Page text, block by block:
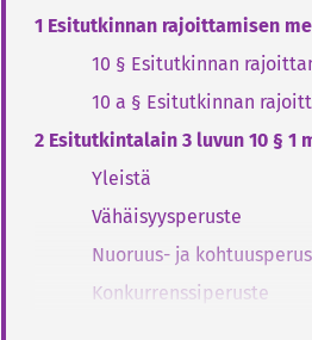
1 Esitutkinnan rajoittamisen
10 § Esitutkinnan
10 a § Esitutkinnan
2 Esitutkintalain 3 luvun 10 § 1
Yleistä
Vähäisyysperuste
Nuoruus- ja
Konkurrenssiperuste